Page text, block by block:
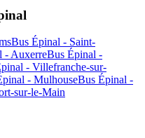
Bus Épinal - Saint-
- AuxerreBus Épinal -
- Villefranche-sur-
- MulhouseBus Épinal -
sur-le-Main